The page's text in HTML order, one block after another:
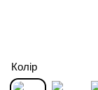
Колір